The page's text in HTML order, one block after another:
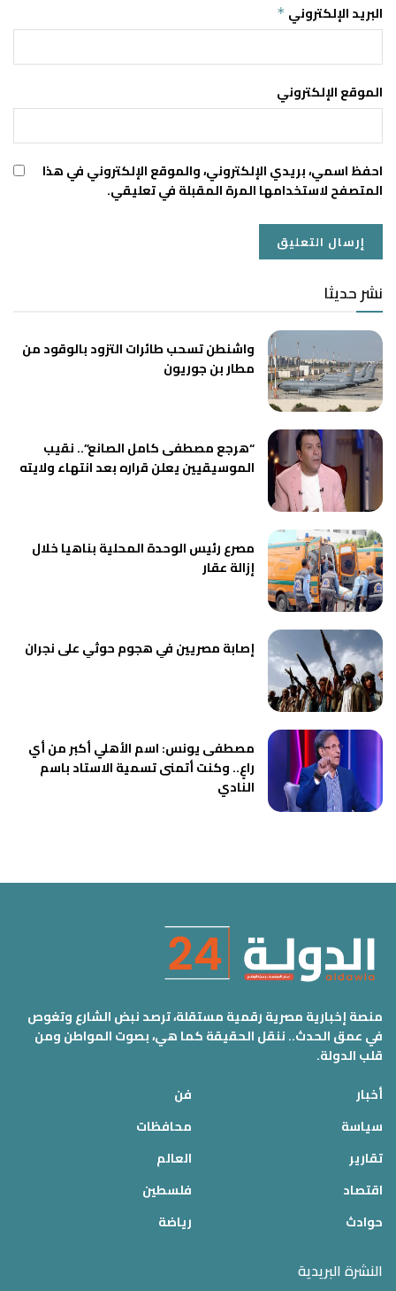
البريد الإلكتروني *
الموقع الإلكتروني
احفظ اسمي، بريدي الإلكتروني، والموقع الإلكتروني في هذا
المتصفح لاستخدامها المرة المقبلة في تعليقي.
نشر حديثا
واشنطن تسحب طائرات التزود بالوقود من
مطار بن جوريون
“هرجع مصطفى كامل الصانع”.. نقيب
الموسيقيين يعلن قراره بعد انتهاء ولايته
مصرع رئيس الوحدة المحلية بناهيا خلال
إزالة عقار
إصابة مصريين في هجوم حوثي على نجران
مصطفى يونس: اسم الأهلي أكبر من أي
راعٍ.. وكنت أتمنى تسمية الاستاد باسم
النادي
منصة إخبارية مصرية رقمية مستقلة، ترصد نبض الشارع وتغوص
في عمق الحدث.. ننقل الحقيقة كما هي، بصوت المواطن ومن
قلب الدولة.
أخبار
سياسة
تقارير
اقتصاد
حوادث
فن
محافظات
العالم
فلسطين
رياضة
النشرة البريدية